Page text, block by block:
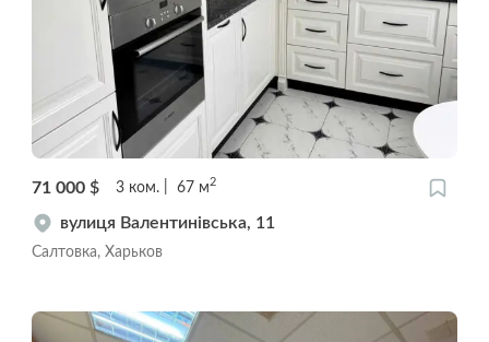
71 000 $ 3 ком. 67 м2
вулиця Валентинівська, 11
Салтовка, Харьков